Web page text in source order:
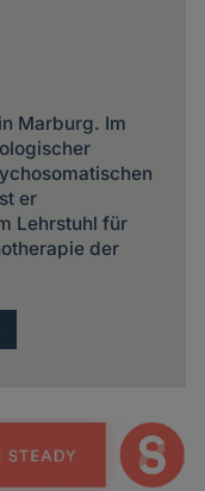
Marburg. Im
er
Lehrstuhl für
der